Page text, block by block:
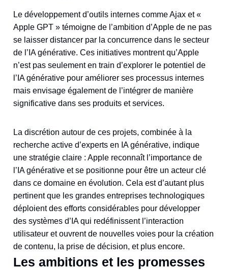
Le développement d’outils internes comme Ajax et «
Apple GPT » témoigne de l’ambition d’Apple de ne pas
se laisser distancer par la concurrence dans le secteur
de l’IA générative. Ces initiatives montrent qu’Apple
n’est pas seulement en train d’explorer le potentiel de
l’IA générative pour améliorer ses processus internes
mais envisage également de l’intégrer de manière
significative dans ses produits et services​​.
La discrétion autour de ces projets, combinée à la
recherche active d’experts en IA générative, indique
une stratégie claire : Apple reconnaît l’importance de
l’IA générative et se positionne pour être un acteur clé
dans ce domaine en évolution. Cela est d’autant plus
pertinent que les grandes entreprises technologiques
déploient des efforts considérables pour développer
des systèmes d’IA qui redéfinissent l’interaction
utilisateur et ouvrent de nouvelles voies pour la création
de contenu, la prise de décision, et plus encore.
Les ambitions et les promesses